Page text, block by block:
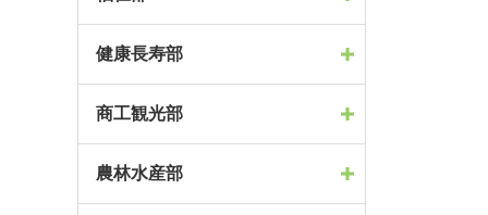
健康長寿部
商工観光部
農林水産部